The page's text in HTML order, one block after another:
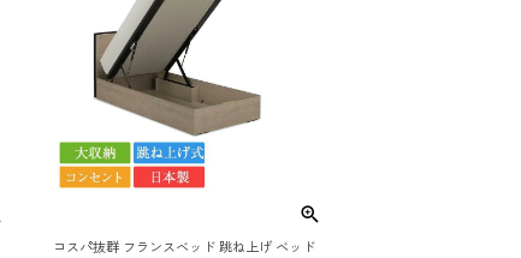
コスパ抜群 フランスベッド 跳ね上げ ベッド